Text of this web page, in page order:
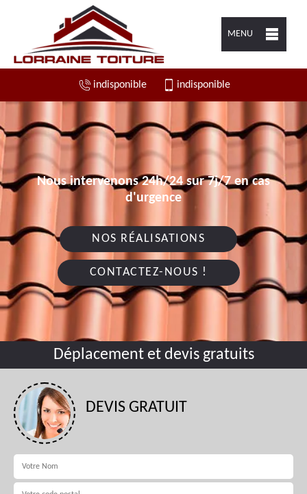
MENU
indisponible indisponible
Nous intervenons 24h/24 sur 7j/7 en cas
d'urgence
NOS RÉALISATIONS
CONTACTEZ-NOUS !
Déplacement et devis gratuits
DEVIS GRATUIT